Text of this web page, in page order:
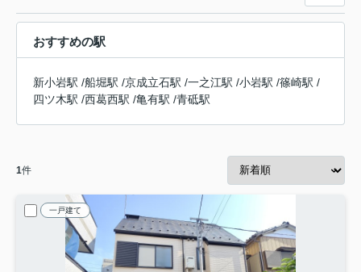
おすすめの駅
新小岩駅 /船堀駅 /京成立石駅 /一之江駅 /小岩駅 /篠崎駅 /
四ツ木駅 /西葛西駅 /亀有駅 /青砥駅
1件
一戸建て